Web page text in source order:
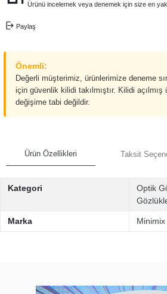
Ürünü incelemek veya denemek için size en
Paylaş
Önemli:
Değerli müşterimiz, ürünlerimize deneme
için güvenlik kilidi takılmıştır. Kilidi
değişime tabi değildir.
Ürün Özellikleri Taksit
Kategori Optik
Marka Minimix